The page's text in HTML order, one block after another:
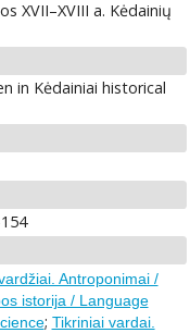
XVII–XVIII a. Kėdainių
in Kėdainiai historical
Antroponimai /
istorija / Language
; Tikriniai vardai.